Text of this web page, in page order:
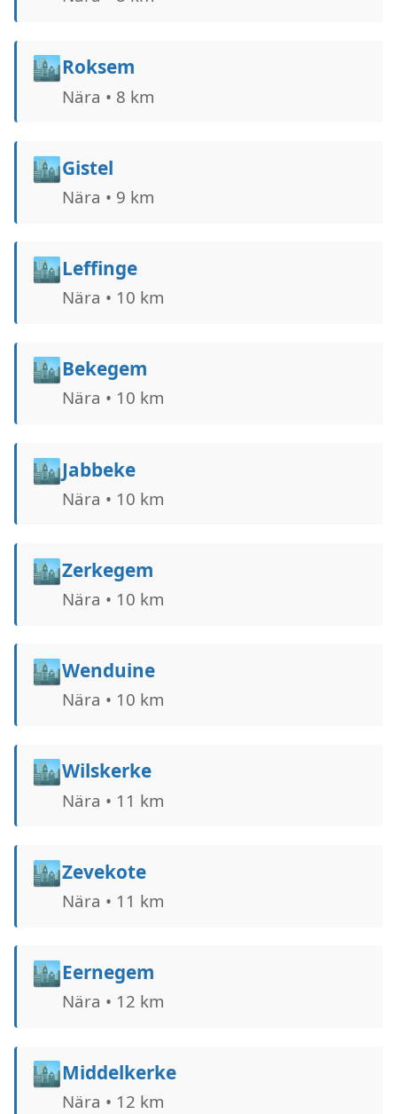
🏙️Roksem
Nära • 8 km
🏙️Gistel
Nära • 9 km
🏙️Leffinge
Nära • 10 km
🏙️Bekegem
Nära • 10 km
🏙️Jabbeke
Nära • 10 km
🏙️Zerkegem
Nära • 10 km
🏙️Wenduine
Nära • 10 km
🏙️Wilskerke
Nära • 11 km
🏙️Zevekote
Nära • 11 km
🏙️Eernegem
Nära • 12 km
🏙️Middelkerke
Nära • 12 km